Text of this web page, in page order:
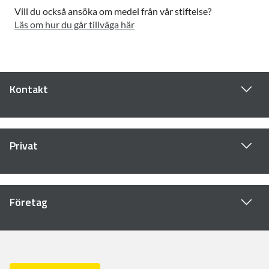
Vill du också ansöka om medel från vår stiftelse?
Läs om hur du går tillväga här
Kontakt
Privat
Företag